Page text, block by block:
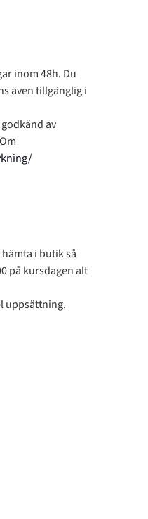
inom 48h. Du
även tillgänglig i
av
i butik så
på kursdagen alt
uppsättning.